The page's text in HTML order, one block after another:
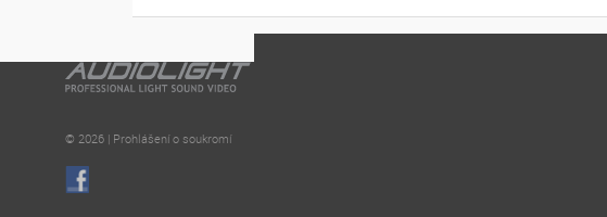
© 2026 | Prohlášení o soukromí